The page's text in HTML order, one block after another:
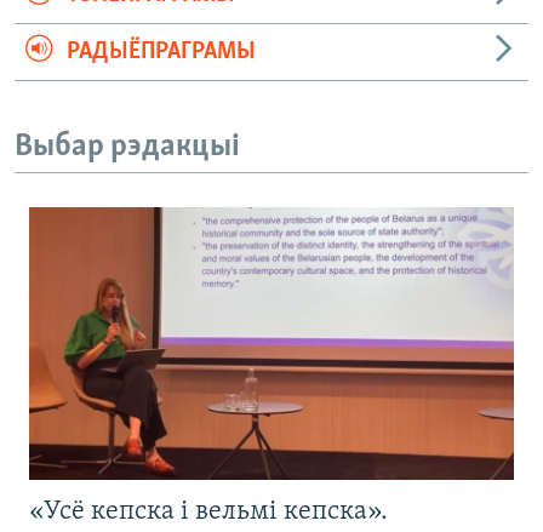
РАДЫЁПРАГРАМЫ
Выбар рэдакцыі
«Усё кепска і вельмі кепска».